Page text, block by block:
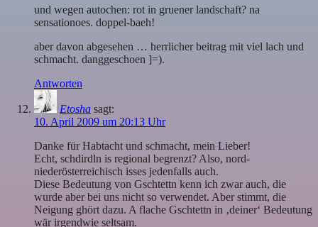
und wegen autochen: rot in gruener landschaft? na
sensationoes. doppel-baeh!
aber davon abgesehen … herrlicher beitrag mit viel lach und
schmacht. danggeschoen ]=).
Antworten
Etosha sagt:
10. April 2009 um 20:13 Uhr
Danke für Habtacht und schmacht, mein Lieber!
Echt, schdirdln is regional begrenzt? Also, nord-
niederösterreichisch isses jedenfalls auch.
Diese Bedeutung von Gschtettn kenn ich zwar auch, die
wurde aber bei uns nicht so verwendet. Aber stimmt, die
Neigung ghört dazu. A flache Gschtettn in ‚deiner‘ Bedeutung
wär irgendwie seltsam.